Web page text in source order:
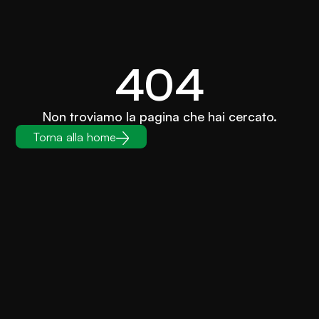
404
Non troviamo la pagina che hai cercato.
Torna alla home